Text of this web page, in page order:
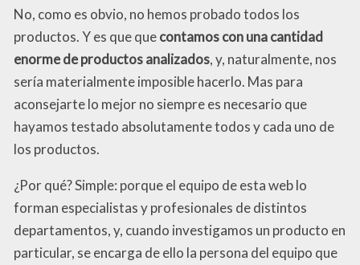
No, como es obvio, no hemos probado todos los
productos. Y es que quecontamos con una cantidad
enorme de productos analizados, y, naturalmente, nos
sería materialmente imposible hacerlo. Mas para
aconsejarte lo mejor no siempre es necesario que
hayamos testado absolutamente todos y cada uno de
los productos.
¿Por qué? Simple: porque el equipo de esta web lo
forman especialistas y profesionales de distintos
departamentos, y, cuando investigamos un producto en
particular, se encarga de ello la persona del equipo que